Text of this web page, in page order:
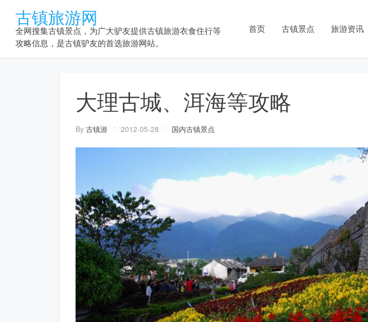
content
古镇旅游网
全网搜集古镇景点，为广大驴友提供古镇旅游衣食住行等
攻略信息，是古镇驴友的首选旅游网站。
首页 古镇景点 旅游资讯
大理古城、洱海等攻略
By 古镇游 2012-05-28 国内古镇景点